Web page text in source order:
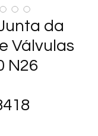
da
Válvulas
N26